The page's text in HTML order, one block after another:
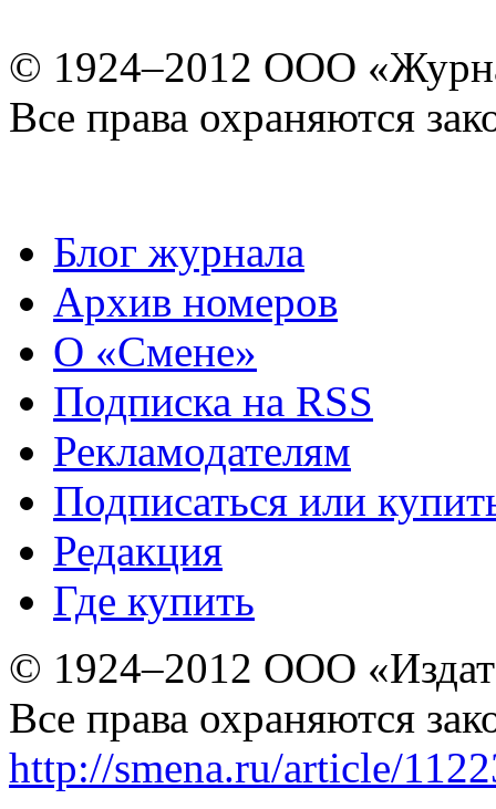
© 1924–2012 ООО
Все права охраняются
Блог журнала
Архив номеров
О «Смене»
Подписка на RSS
Рекламодателям
Подписаться или
Редакция
Где купить
© 1924–2012 ООО
Все права охраняются
http://smena.ru/article/